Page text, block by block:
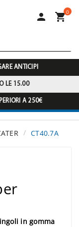
 0
ANTICIPI
LE 15.00
A 250€
CT40.7A
in gomma